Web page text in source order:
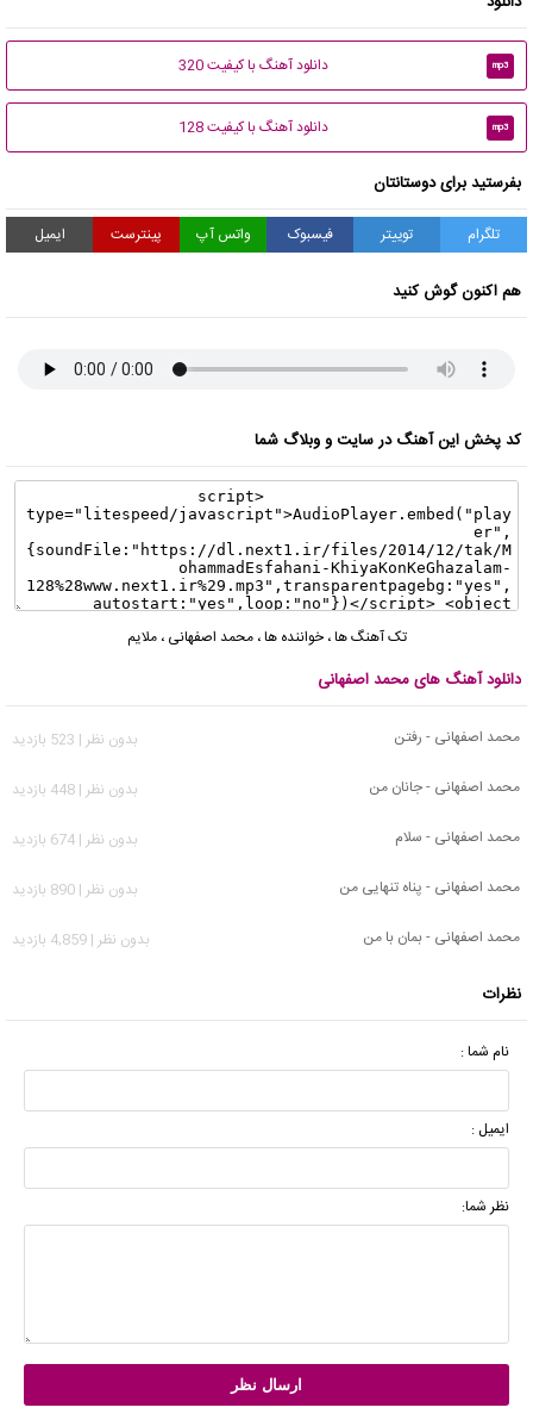
mp3 دانلود آهنگ با کیفیت 320
mp3 دانلود آهنگ با کیفیت 128
بفرستید برای دوستانتان
تلگرام توییتر فیسبوک واتس آپ پینترست ایمیل
هم اکنون گوش کنید
کد پخش این آهنگ در سایت و وبلاگ شما
تک آهنگ ها،خواننده ها،محمد اصفهانی ،ملایم
دانلود آهنگ های محمد اصفهانی
محمد اصفهانی - رفتن
بدون نظر | 523 بازدید
محمد اصفهانی - جانان من
بدون نظر | 448 بازدید
محمد اصفهانی - سلام
بدون نظر | 674 بازدید
محمد اصفهانی - پناه تنهایی من
بدون نظر | 890 بازدید
محمد اصفهانی - بمان با من
بدون نظر | 4,859 بازدید
نظرات
نام شما :
ایمیل :
نظر شما: